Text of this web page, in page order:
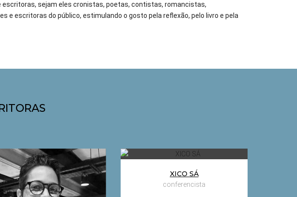
sejam eles cronistas, poetas, contistas, romancistas,
escritoras do público, estimulando o gosto pela reflexão, pelo livro e pela
Mundo digital e sociedade
e os novos espaços de
informação e comunicação
XICO SÁ
conferencista